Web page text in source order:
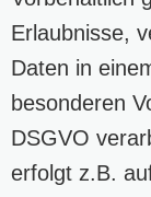
Erlaubnisse,
Daten in
besonderen
DSGVO
erfolgt z.B.